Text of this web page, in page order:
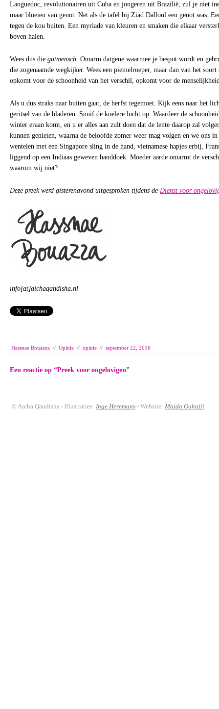
Languedoc, revolutionairen uit Cuba en jongeren uit Brazilië, zul je niet
maar bloeien van genot. Net als de tafel bij Ziad Dalloul een genot was.
tegen de kou buiten. Een myriade van kleuren en smaken die elkaar
boven halen.
Wees dus die gutmensch. Omarm datgene waarmee je bespot wordt en
die zogenaamde wegkijker. Wees een piemelroeper, maar dan van het
opkomt voor de schoonheid van het verschil, opkomt voor de
Als u dus straks naar buiten gaat, de herfst tegemoet. Kijk eens naar het
geritsel van de bladeren. Snuif de koelere lucht op. Waardeer de
winter eraan komt, en u er alles aan zult doen dat de lente daarop zal
kunnen genieten, waarna de beloofde zomer weer mag volgen en we ons
wentelen met een Singapore sling in de hand, vietnamese hapjes erbij,
liggend op een Indiaas geweven handdoek. Moeder aarde omarmt de
waarom wij niet?
Deze preek werd gisterenavond uitgesproken tijdens de Dienst voor
info[at]aichaqandisha.nl
Hassnae Bouazza // Opinie // opinie // september 22, 2016
Een reactie op “Preek voor ongelovigen”
© Aicha Qandisha - Illustraties:Inge Heremans - Website:Majda Ouhajji